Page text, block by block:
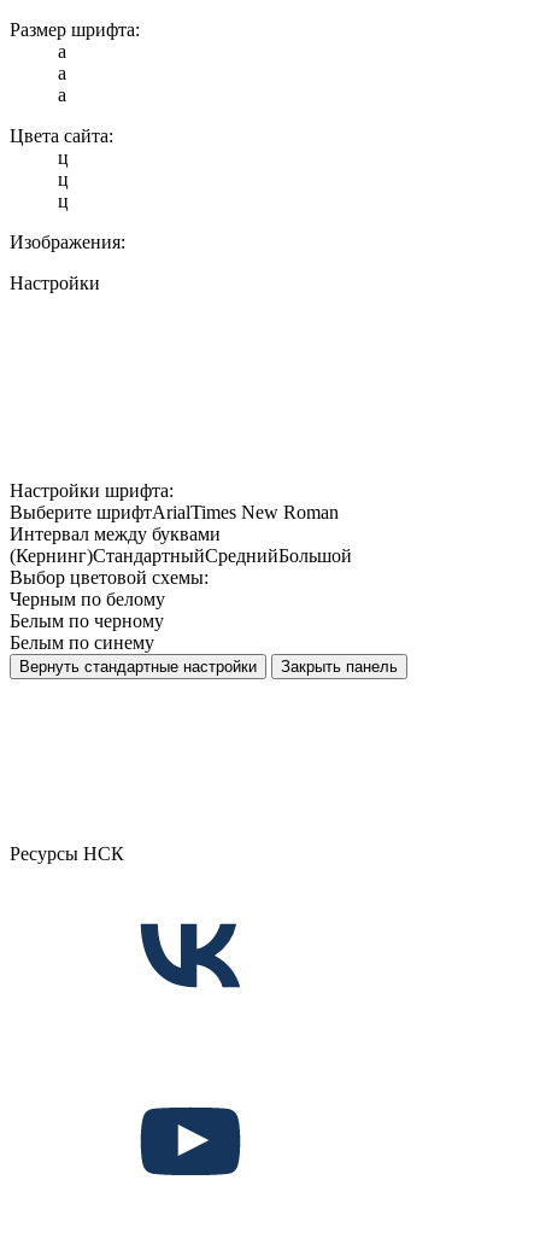
Размер шрифта:
a
a
a
Цвета сайта:
ц
ц
ц
Изображения:
Настройки
Настройки шрифта:
Выберите шрифтArialTimes New Roman
Интервал между буквами
(Кернинг)СтандартныйСреднийБольшой
Выбор цветовой схемы:
Черным по белому
Белым по черному
Белым по синему
Вернуть стандартные настройки Закрыть панель
Ресурсы НСК